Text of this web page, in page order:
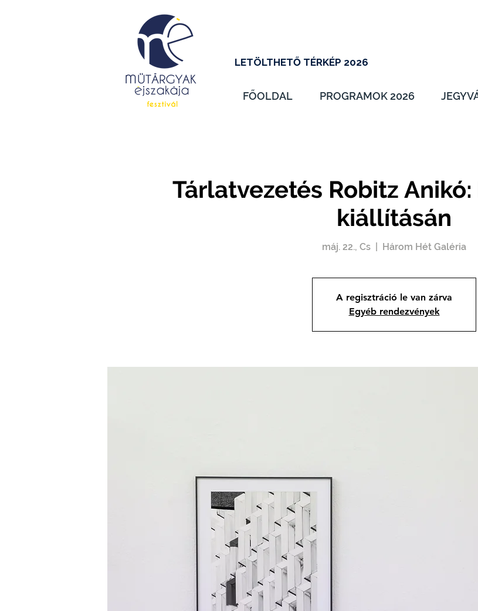
LETÖLTHETŐ TÉRKÉP 2026
FŐOLDAL PROGRAMOK 2026
Tárlatvezetés Robitz
kiállításán
máj. 22., Cs Három Hét Galéria
A regisztráció le van zárva
Egyéb rendezvények